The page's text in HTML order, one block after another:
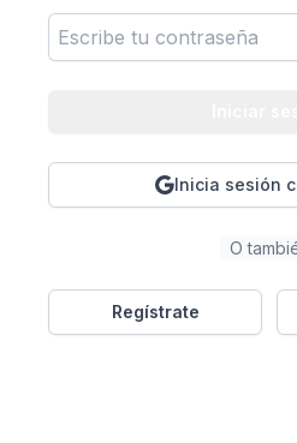
Inicia sesión
O
Regístrate